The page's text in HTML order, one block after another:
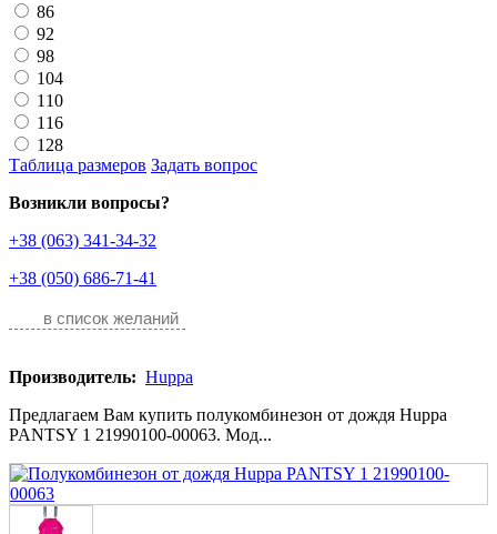
86
92
98
104
110
116
128
Таблица размеров Задать вопрос
Возникли вопросы?
+38 (063) 341-34-32
+38 (050) 686-71-41
в список желаний
Производитель: Huppa
Предлагаем Вам купить полукомбинезон от дождя Huppa
PANTSY 1 21990100-00063. Мод...